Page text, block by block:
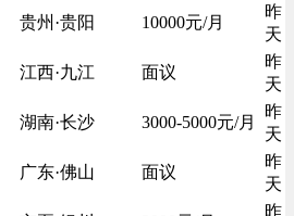
贵州·贵阳 10000元/月
昨
天
江西·九江 面议
昨
天
湖南·长沙 3000-5000元/月
昨
天
广东·佛山 面议
昨
天
昨